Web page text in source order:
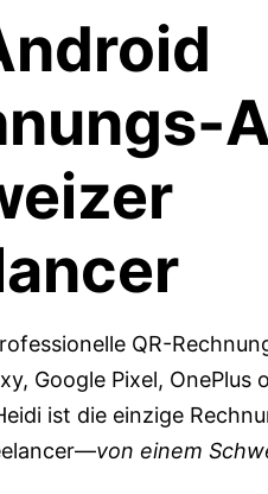
QR-
Google Pixel, OnePlus
ist die einzige
von einem